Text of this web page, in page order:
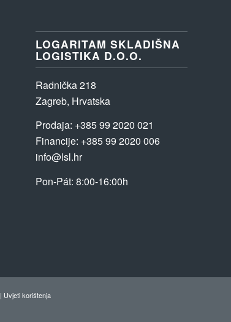
LOGARITAM SKLADIŠNA
LOGISTIKA D.O.O.
Radnička 218
Zagreb, Hrvatska
Prodaja: +385 99 2020 021
Financije: +385 99 2020 006
info@lsl.hr
Pon-Pát: 8:00-16:00h
Uvjeti korištenja